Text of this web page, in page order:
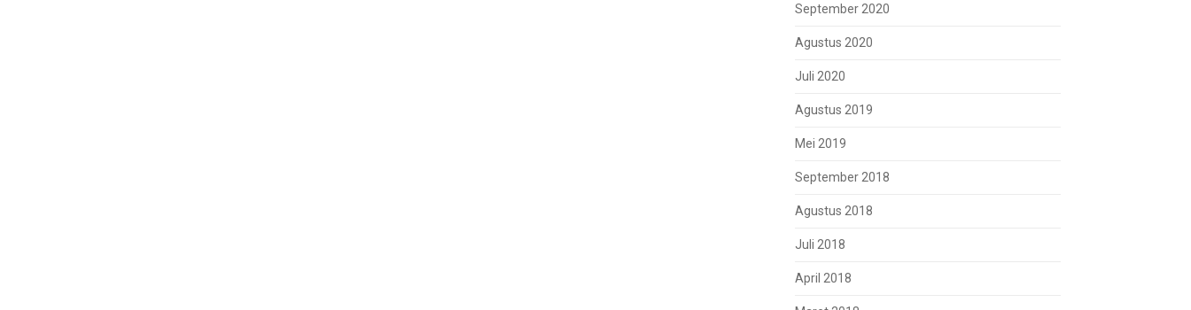
September 2020
Agustus 2020
Juli 2020
Agustus 2019
Mei 2019
September 2018
Agustus 2018
Juli 2018
April 2018